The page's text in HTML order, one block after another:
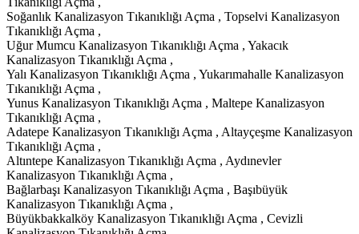
Soğanlık Kanalizasyon Tıkanıklığı Açma , Topselvi Kanalizasyon
Tıkanıklığı Açma ,
Uğur Mumcu Kanalizasyon Tıkanıklığı Açma , Yakacık
Kanalizasyon Tıkanıklığı Açma ,
Yalı Kanalizasyon Tıkanıklığı Açma , Yukarımahalle Kanalizasyon
Tıkanıklığı Açma ,
Yunus Kanalizasyon Tıkanıklığı Açma , Maltepe Kanalizasyon
Tıkanıklığı Açma ,
Adatepe Kanalizasyon Tıkanıklığı Açma , Altayçeşme Kanalizasyon
Tıkanıklığı Açma ,
Altıntepe Kanalizasyon Tıkanıklığı Açma , Aydınevler
Kanalizasyon Tıkanıklığı Açma ,
Bağlarbaşı Kanalizasyon Tıkanıklığı Açma , Başıbüyük
Kanalizasyon Tıkanıklığı Açma ,
Büyükbakkalköy Kanalizasyon Tıkanıklığı Açma , Cevizli